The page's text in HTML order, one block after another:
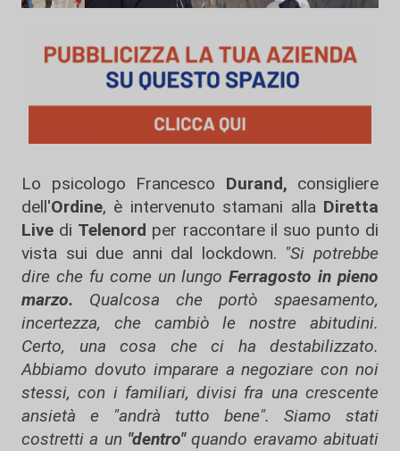
Lo psicologo Francesco Durand, consigliere
dell'Ordine, è intervenuto stamani allaDiretta
Live di Telenord per raccontare il suo punto di
vista sui due anni dal lockdown. "Si potrebbe
dire che fu come un lungoFerragosto in pieno
marzo. Qualcosa che portò spaesamento,
incertezza, che cambiò le nostre abitudini.
Certo, una cosa che ci ha destabilizzato.
Abbiamo dovuto imparare a negoziare con noi
stessi, con i familiari, divisi fra una crescente
ansietà e "andrà tutto bene".
Siamo stati
costretti a un "dentro"quando eravamo abituati